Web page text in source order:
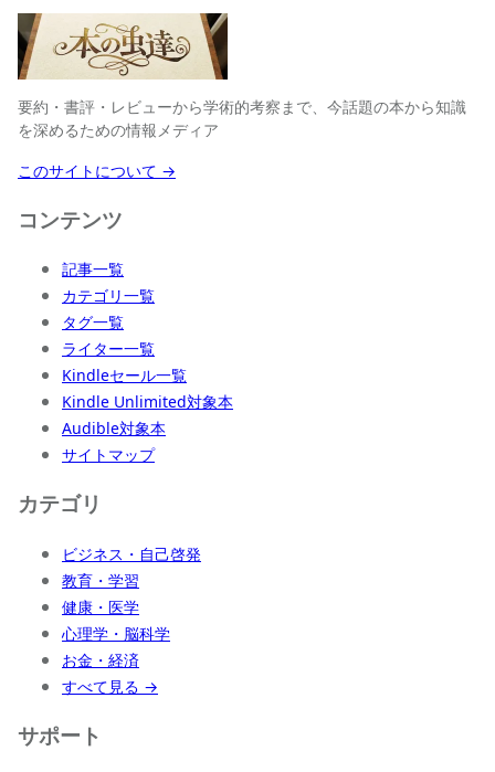
要約・書評・レビューから学術的考察まで、今話題の本から知識
を深めるための情報メディア
このサイトについて →
コンテンツ
記事一覧
カテゴリ一覧
タグ一覧
ライター一覧
Kindleセール一覧
Kindle Unlimited対象本
Audible対象本
サイトマップ
カテゴリ
ビジネス・自己啓発
教育・学習
健康・医学
心理学・脳科学
お金・経済
すべて見る →
サポート